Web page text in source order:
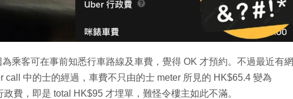
乘客可在事前知悉行車路線及車費，覺得 OK 才預約。不過最近有網
call 中的士的經過，車費不只由的士 meter 所見的 HK$65.4 變為
費，即是 total HK$95 才埋單，難怪令樓主如此不滿。